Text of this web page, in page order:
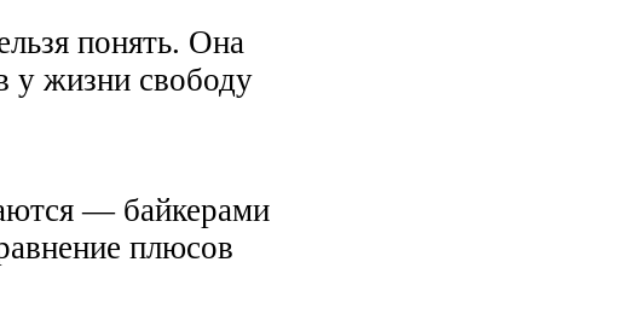
понять. Она
у жизни свободу
— байкерами
плюсов